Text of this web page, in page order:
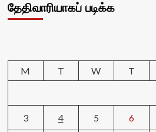
தேதிவாரியாகப் படிக்க
M
T W T
3 4 5 6